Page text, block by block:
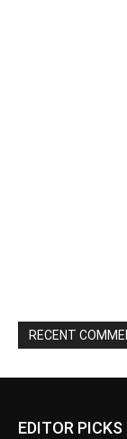
RECENT
EDITOR PICKS